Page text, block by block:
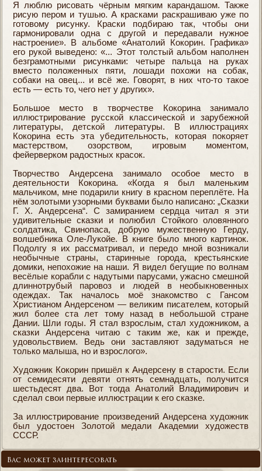
Я люблю рисовать чёрным мягким карандашом. Также
рисую пером и тушью. А красками раскрашиваю уже по
готовому рисунку. Краски подбираю так, чтобы они
гармонировали одна с другой и передавали нужное
настроение». В альбоме «Анатолий Кокорин. Графика»
его рукой выведено: «... Этот толстый альбом наполнен
безграмотными рисунками: четыре пальца на руках
вместо положенных пяти, лошади похожи на собак,
собаки на овец... и всё же. Говорят, в них что-то такое
есть — есть то, чего нет у других».
Большое место в творчестве Кокорина занимало
иллюстрирование русской классической и зарубежной
литературы, детской литературы. В иллюстрациях
Кокорина есть эта убедительность, которая покоряет
мастерством, озорством, игровым моментом,
фейерверком радостных красок.
Творчество Андерсена занимало особое место в
деятельности Кокорина. «Когда я был маленьким
мальчиком, мне подарили книгу в красном переплёте. На
нём золотыми узорными буквами было написано: „Сказки
Г. X. Андерсена“. С замиранием сердца читал я эти
удивительные сказки и полюбил Стойкого оловянного
солдатика, Свинопаса, добрую мужественную Герду,
волшебника Оле-Лукойе. В книге было много картинок.
Подолгу я их рассматривал, и передо мной возникали
необычные страны, старинные города, крестьянские
домики, непохожие на наши. Я видел бегущие по волнам
весёлые корабли с надутыми парусами, ужасно смешной
длиннотрубый паровоз и людей в необыкновенных
одеждах. Так началось моё знакомство с Гансом
Христианом Андерсеном — великим писателем, который
жил более ста лет тому назад в небольшой стране
Дании. Шли годы. Я стал взрослым, стал художником, а
сказки Андерсена читаю с таким же, как и прежде,
удовольствием. Ведь они заставляют задуматься не
только малыша, но и взрослого».
Художник Кокорин пришёл к Андерсену в старости. Если
от семидесяти девяти отнять семнадцать, получится
шестьдесят два. Вот тогда Анатолий Владимирович и
сделал свои первые иллюстрации к его сказке.
За иллюстрирование произведений Андерсена художник
был удостоен Золотой медали Академии художеств
СССР.
Вас может заинтересовать